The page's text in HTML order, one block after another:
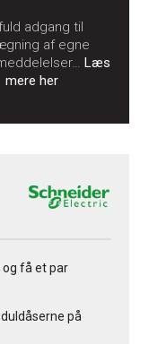
adgang til
af egne
Læs
mere her
få et par
på